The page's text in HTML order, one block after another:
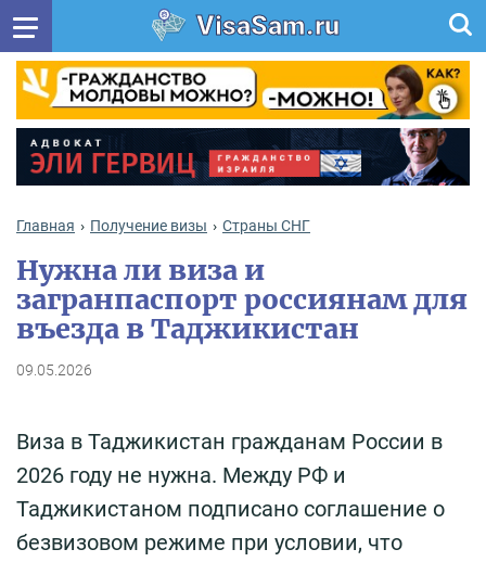
VisaSam.ru
Главная Получение визы Cтраны СНГ
Нужна ли виза и
загранпаспорт россиянам для
въезда в Таджикистан
09.05.2026
Виза в Таджикистан гражданам России в
2026 году не нужна. Между РФ и
Таджикистаном подписано соглашение о
безвизовом режиме при условии, что